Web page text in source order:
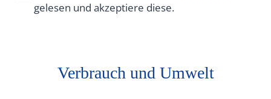
gelesen und akzeptiere diese.
Verbrauch und Umwelt